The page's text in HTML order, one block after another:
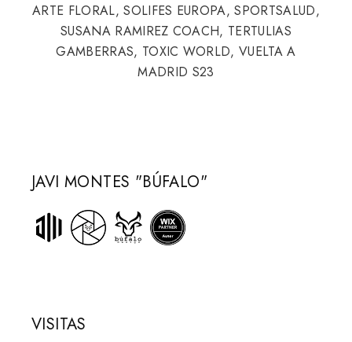
ARTE FLORAL, SOLIFES EUROPA, SPORTSALUD,
SUSANA RAMIREZ COACH, TERTULIAS
GAMBERRAS, TOXIC WORLD, VUELTA A
MADRID S23
JAVI MONTES "BÚFALO"
VISITAS